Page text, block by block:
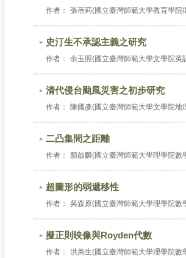
作者： 張蓓莉(國立臺灣師範大學教育學院
史汀生不承認主義之研究
作者： 余玉照(國立臺灣師範大學文學院英
清代侵台颱風災害之初步研究
作者： 陳國彥(國立臺灣師範大學文學院地
二凸集間之距離
作者： 顏啟麟(國立臺灣師範大學理學院數
超圖形的弱遞移性
作者： 吳森原(國立臺灣師範大學理學院數
擬正則映像與Royden代數
作者： 洪萬生(國立臺灣師範大學理學院數